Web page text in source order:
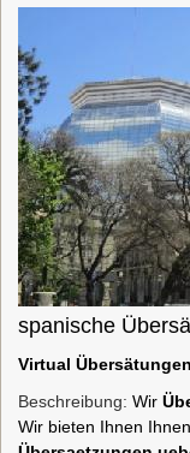
spanische
Virtual Übersätungen
Beschreibung: Wir
Wir bieten Ihnen